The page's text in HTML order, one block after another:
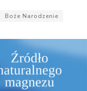
Boże Narodzenie